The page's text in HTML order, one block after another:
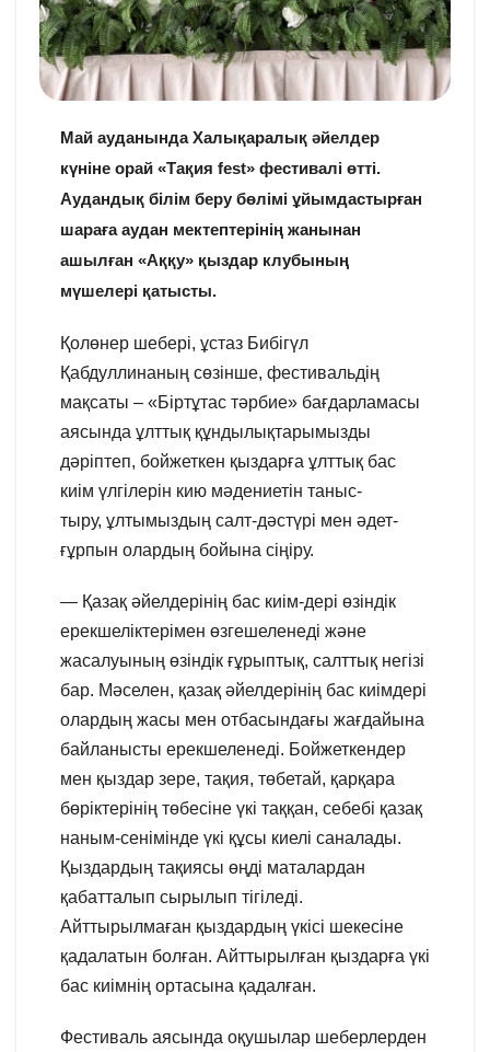
Май ауданында Халықаралық әйелдер
күніне орай «Тақия fest» фестивалі өтті.
Аудандық білім беру бөлімі ұйымдастырған
шараға аудан мектептерінің жанынан
ашылған «Аққу» қыздар клубының
мүшелері қатысты.
Қолөнер шебері, ұстаз Бибігүл
Қабдуллинаның сөзінше, фестивальдің
мақсаты – «Біртұтас тәрбие» бағдарламасы
аясында ұлттық құндылықтарымызды
дәріптеп, бойжеткен қыздарға ұлттық бас
киім үлгілерін кию мәдениетін таныс-
тыру, ұлтымыздың салт-дәстүрі мен әдет-
ғұрпын олардың бойына сіңіру.
— Қазақ әйелдерінің бас киім-дері өзіндік
ерекшеліктерімен өзгешеленеді және
жасалуының өзіндік ғұрыптық, салттық негізі
бар. Мәселен, қазақ әйелдерінің бас киімдері
олардың жасы мен отбасындағы жағдайына
байланысты ерекшеленеді. Бойжеткендер
мен қыздар зере, тақия, төбетай, қарқара
бөріктерінің төбесіне үкі таққан, себебі қазақ
наным-сенімінде үкі құсы киелі саналады.
Қыздардың тақиясы өңді маталардан
қабатталып сырылып тігіледі.
Айттырылмаған қыздардың үкісі шекесіне
қадалатын болған. Айттырылған қыздарға үкі
бас киімнің ортасына қадалған.
Фестиваль аясында оқушылар шеберлерден